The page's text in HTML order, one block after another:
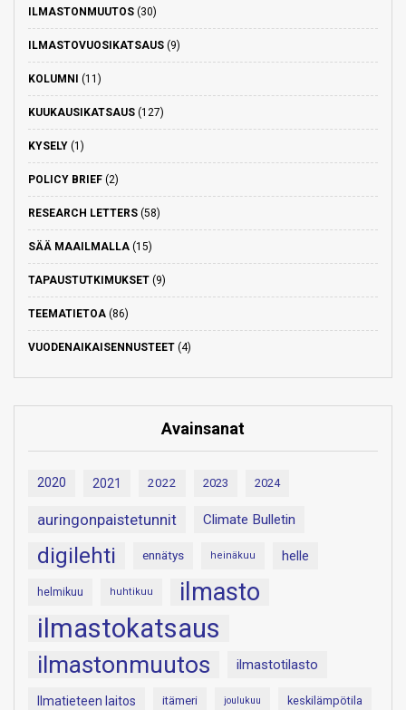
ILMASTONMUUTOS (30)
ILMASTOVUOSIKATSAUS (9)
KOLUMNI (11)
KUUKAUSIKATSAUS (127)
KYSELY (1)
POLICY BRIEF (2)
RESEARCH LETTERS (58)
SÄÄ MAAILMALLA (15)
TAPAUSTUTKIMUKSET (9)
TEEMATIETOA (86)
VUODENAIKAISENNUSTEET (4)
Avainsanat
2020 2021 2022 2023 2024
auringonpaistetunnit Climate Bulletin
digilehti ennätys heinäkuu helle
helmikuu huhtikuu ilmasto
ilmastokatsaus
ilmastonmuutos ilmastotilasto
Ilmatieteen laitos itämeri joulukuu keskilämpötila